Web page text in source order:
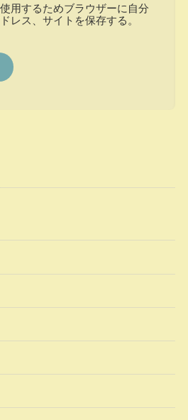
用するためブラウザーに自分
レス、サイトを保存する。